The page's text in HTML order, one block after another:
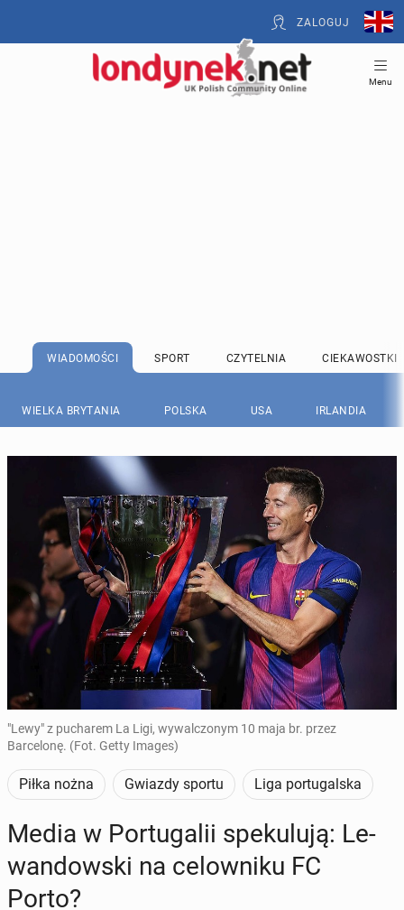
ZALOGUJ
Menu
WIADOMOŚCI SPORT CZYTELNIA CIEKAWOSTKI
WIELKA BRYTANIA POLSKA USA IRLANDIA
"Lewy" z pucharem La Ligi, wywalczonym 10 maja br. przez
Barcelonę. (Fot. Getty Images)
Piłka nożna Gwiazdy sportu Liga portugalska
Media w Por­tu­ga­lii spe­ku­lu­ją: Le­
wan­dow­ski na ce­low­ni­ku FC
Porto?